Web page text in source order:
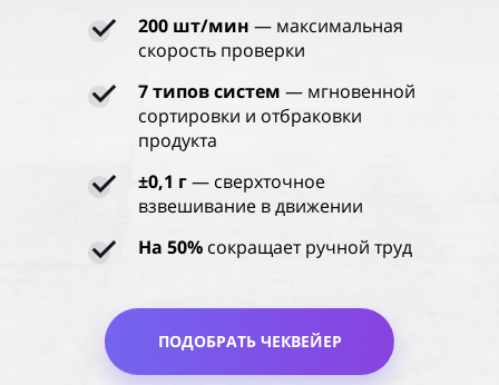
200 шт/мин — максимальная
скорость проверки
7 типов систем — мгновенной
сортировки и отбраковки
продукта
±0,1 г— сверхточное
взвешивание в движении
На 50% сокращает ручной труд
ПОДОБРАТЬ ЧЕКВЕЙЕР